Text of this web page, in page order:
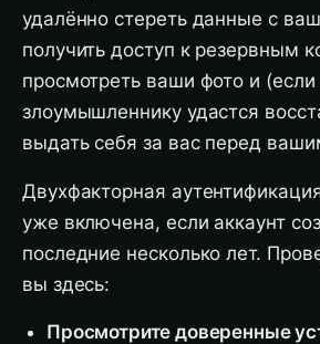
удалённо стереть данные с
получить доступ к резервным
просмотреть ваши фото и (если
злоумышленнику удастся
выдать себя за вас перед
Двухфакторная
уже включена, если аккаунт
последние несколько лет.
вы здесь:
Просмотрите доверенные